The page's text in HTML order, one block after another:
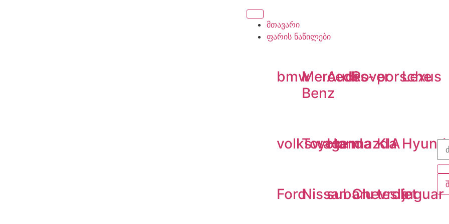
მთავარი
ფარის ნაწილები
bmwMercedes-
Benz
AudiRoverporsche
Lexus
volkswagen
ToyotaHondamazda
KIA
FordNissansubaruChevrolet
teslajaguar